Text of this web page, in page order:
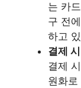
는 카
구 전
하고
결제
결제
원화